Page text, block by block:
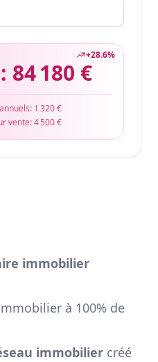
+28.6%
84 180 €
1 320 €
vente:4 500 €
immobilier
à 100% de
immobilier créé